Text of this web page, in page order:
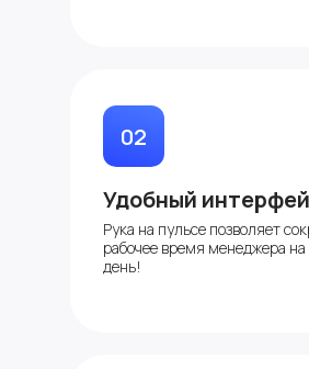
Рука на пульсе позволяет
рабочее время менеджера на
день!
Удобный
02